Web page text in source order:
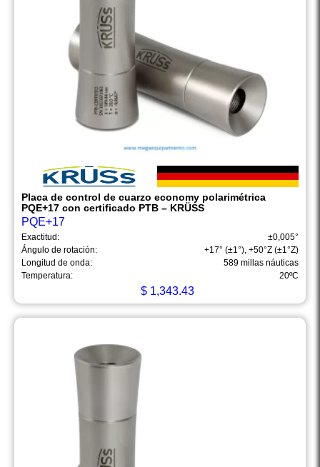
Placa de control de cuarzo economy polarimétrica
PQE+17 con certificado PTB – KRÜSS
PQE+17
Exactitud:
±0,005°
Ángulo de rotación:
+17° (±1°), +50°Z (±1°Z)
Longitud de onda:
589 millas náuticas
Temperatura:
20ºC
$1,343.43